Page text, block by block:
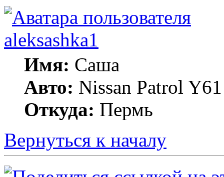
aleksashka1
Имя: Саша
Авто: Nissan Patrol
Откуда: Пермь
Вернуться к началу